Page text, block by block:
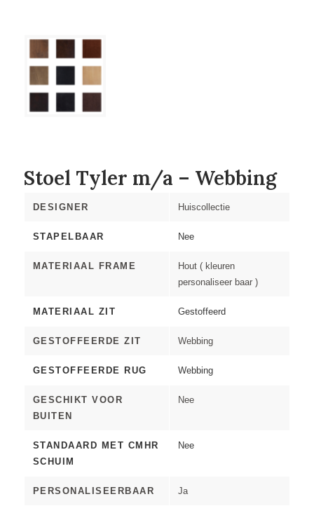
Stoel Tyler m/a – Webbing
DESIGNER Huiscollectie
STAPELBAAR Nee
MATERIAAL FRAME
Hout ( kleuren
personaliseer baar )
MATERIAAL ZIT Gestoffeerd
GESTOFFEERDE ZIT Webbing
GESTOFFEERDE RUG Webbing
GESCHIKT VOOR
BUITEN
Nee
STANDAARD MET CMHR
SCHUIM
Nee
PERSONALISEERBAAR Ja